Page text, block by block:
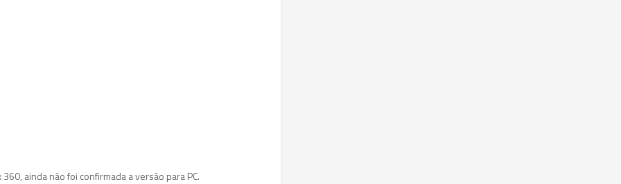
ainda não foi confirmada a versão para PC.